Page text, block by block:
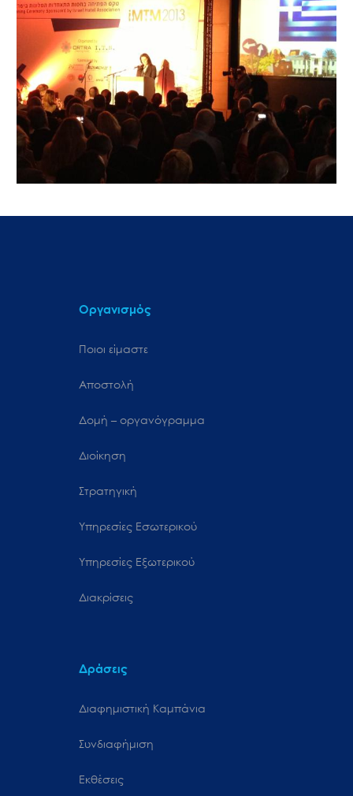
Οργανισμός
Ποιοι είμαστε
Αποστολή
Δομή – οργανόγραμμα
Διοίκηση
Στρατηγική
Υπηρεσίες Εσωτερικού
Υπηρεσίες Εξωτερικού
Διακρίσεις
Δράσεις
Διαφημιστική Καμπάνια
Συνδιαφήμιση
Εκθέσεις